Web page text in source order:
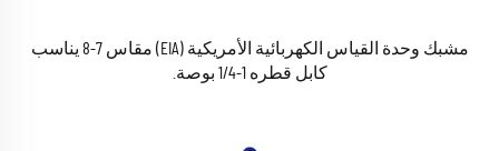
مشبك وحدة القياس الكهربائية الأمريكية (EIA) مقاس 7-8 يناسب
كابل قطره 1-1/4 بوصة.